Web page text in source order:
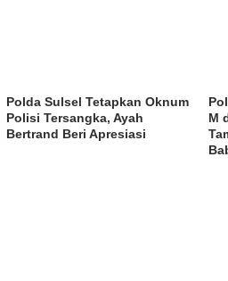
Polda Sulsel Tetapkan Oknum
Polisi Tersangka, Ayah
Bertrand Beri Apresiasi
M